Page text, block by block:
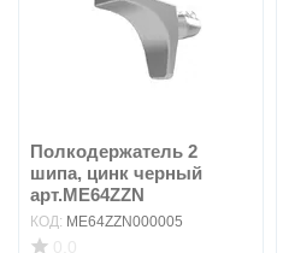
Полкодержатель 2
шипа, цинк черный
арт.ME64ZZN
КОД: ME64ZZN000005